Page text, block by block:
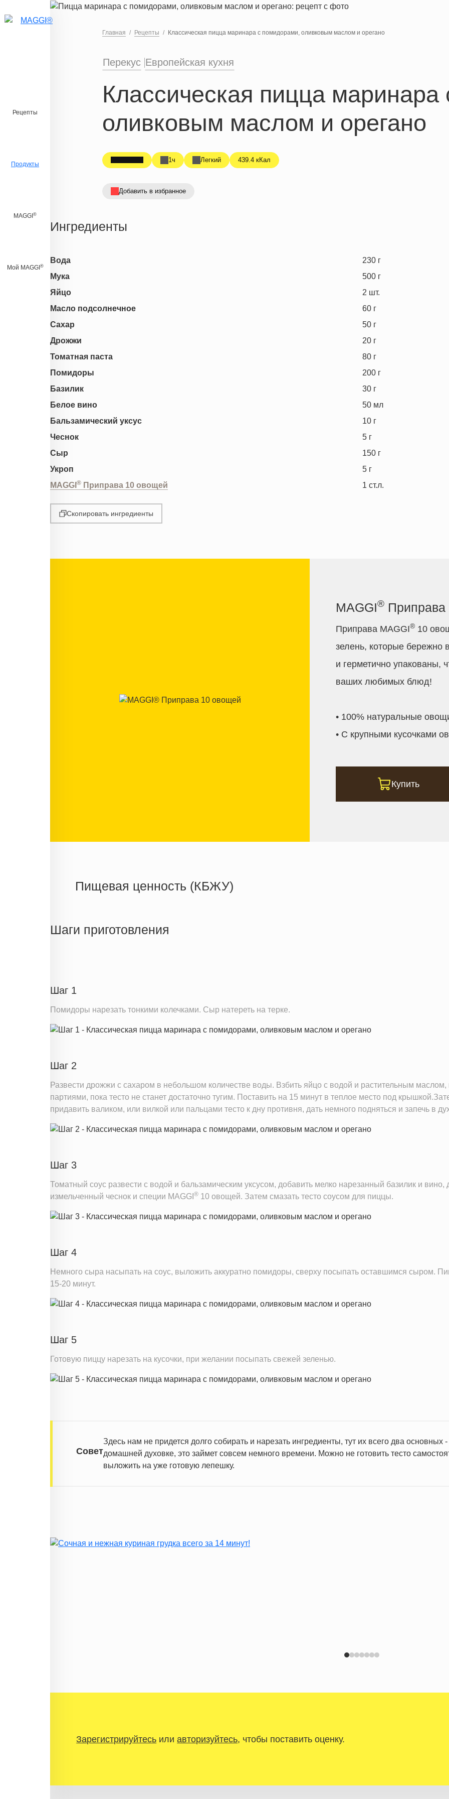
Перейти к основному содержанию
Рецепты
Продукты
MAGGI ®
Мой MAGGI ®
Главная Рецепты Классическая пицца маринара с помидорами, оливковым маслом и орегано
Перекус Европейская кухня
Классическая пицца
оливковым маслом и орегано
1ч Легкий 439.4 кКал
Добавить в избранное
Ингредиенты
Вода 230 г
Мука
500 г
Яйцо
2 шт.
Масло подсолнечное
60 г
Сахар
50 г
Дрожжи
20 г
Томатная паста
80 г
Помидоры
200 г
Базилик
30 г
Белое вино
50 мл
Бальзамический уксус
10 г
Чеснок
5 г
Сыр
150 г
Укроп
5 г
MAGGI ® Приправа 10 овощей 1 ст.л.
Скопировать ингредиенты
MAGGI®
Приправа MAGGI® 10
зелень, которые бережно
и герметично упакованы,
ваших любимых блюд!
• 100% натуральные
• С крупными кусочками
Купить
Пищевая ценность (КБЖУ)
Белки
Натрий
Магний
19.1 мг
Железо
Фолиевая кислота
24.4 мкг
Витамин С
4.1 мг
Витамин Е
0.2 мг
Информация для одной порции
Шаги приготовления
Шаг 1
Помидоры нарезать тонкими колечками. Сыр натереть на терке.
Шаг 2
Развести дрожжи с сахаром в небольшом количестве воды. Взбить яйцо с водой и растительным
партиями, пока тесто не станет достаточно тугим. Поставить на 15 минут в теплое место под
придавить валиком, или вилкой или пальцами тесто к дну противня, дать немного подняться и запечь в
Шаг 3
Томатный соус развести с водой и бальзамическим уксусом, добавить мелко нарезанный базилик и вино,
измельченный чеснок и специи MAGGI ® 10 овощей. Затем смазать тесто соусом для пиццы.
Шаг 4
Немного сыра насыпать на соус, выложить аккуратно помидоры, сверху посыпать оставшимся сыром.
15-20 минут.
Шаг 5
Готовую пиццу нарезать на кусочки, при желании посыпать свежей зеленью.
Совет
Здесь нам не придется долго собирать и нарезать ингредиенты, тут их всего два
домашней духовке, это займет совсем немного времени. Можно не готовить тесто
выложить на уже готовую лепешку.
Зарегистрируйтесьили авторизуйтесь, чтобы поставить оценку.